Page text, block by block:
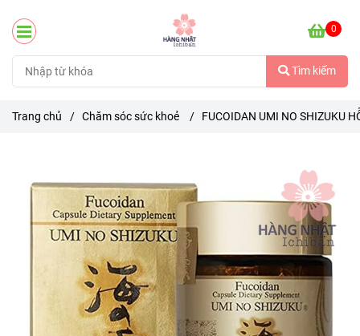
0
Tìm kiếm
Trang chủ / Chăm sóc sức khoẻ / FUCOIDAN UMI NO SHIZUKU